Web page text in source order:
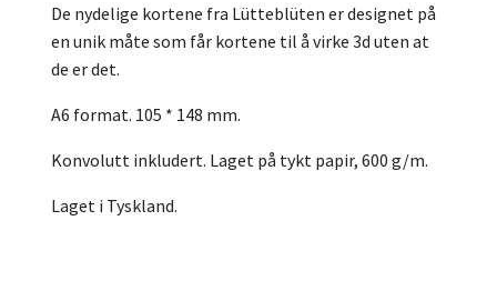
De nydelige kortene fra Lütteblüten er designet på
en unik måte som får kortene til å virke 3d uten at
de er det.
A6 format. 105 * 148 mm.
Konvolutt inkludert. Laget på tykt papir, 600 g/m.
Laget i Tyskland.